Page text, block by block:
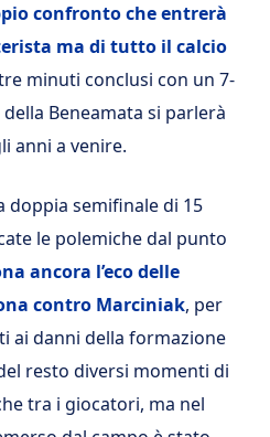
confronto che entrerà
ma di tutto il calcio
minuti conclusi con un 7-
Beneamata si parlerà
anni a venire.
doppia semifinale di 15
le polemiche dal punto
ancora l’eco delle
contro Marciniak, per
ai danni della formazione
resto diversi momenti di
tra i giocatori, ma nel